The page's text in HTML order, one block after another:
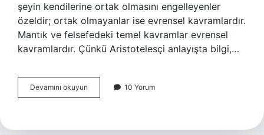
şeyin kendilerine ortak olmasını engelleyenler
özeldir; ortak olmayanlar ise evrensel kavramlardır.
Mantık ve felsefedeki temel kavramlar evrensel
kavramlardır. Çünkü Aristotelesçi anlayışta bilgi,…
Devamını okuyun
Olması
10 Yorum